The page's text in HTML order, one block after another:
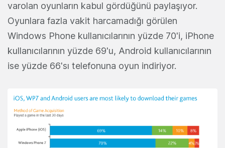
varolan oyunların kabul gördüğünü paylaşıyor.
Oyunlara fazla vakit harcamadığı görülen
Windows Phone kullanıcılarının yüzde 70'i, iPhone
kullanıcılarının yüzde 69'u, Android kullanıcılarının
ise yüzde 66'sı telefonuna oyun indiriyor.